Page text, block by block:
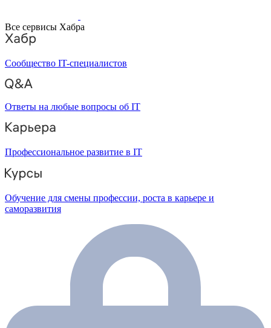
Все сервисы Хабра
Сообщество IT-специалистов
Ответы на любые вопросы об IT
Профессиональное развитие в IT
Обучение для смены профессии, роста в карьере и
саморазвития